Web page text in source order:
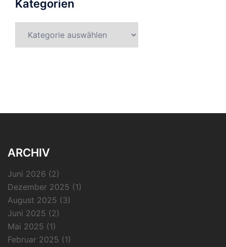
Kategorien
ARCHIV
Juni 2026 (2)
Dezember 2025 (1)
August 2025 (3)
Juni 2025 (2)
Mai 2025 (1)
Februar 2025 (1)